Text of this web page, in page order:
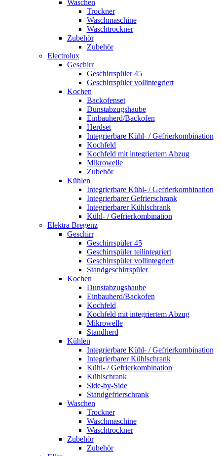
Waschen
Trockner
Waschmaschine
Waschtrockner
Zubehör
Zubehör
Electrolux
Geschirr
Geschirrspüler 45
Geschirrspüler vollintegriert
Kochen
Backofenset
Dunstabzugshaube
Einbauherd/Backofen
Herdset
Integrierbare Kühl- / Gefrierkombination
Kochfeld
Kochfeld mit integriertem Abzug
Mikrowelle
Zubehör
Kühlen
Integrierbare Kühl- / Gefrierkombination
Integrierbarer Gefrierschrank
Integrierbarer Kühlschrank
Kühl- / Gefrierkombination
Elektra Bregenz
Geschirr
Geschirrspüler 45
Geschirrspüler teilintegriert
Geschirrspüler vollintegriert
Standgeschirrspüler
Kochen
Dunstabzugshaube
Einbauherd/Backofen
Kochfeld
Kochfeld mit integriertem Abzug
Mikrowelle
Standherd
Kühlen
Integrierbare Kühl- / Gefrierkombination
Integrierbarer Kühlschrank
Kühl- / Gefrierkombination
Kühlschrank
Side-by-Side
Standgefrierschrank
Waschen
Trockner
Waschmaschine
Waschtrockner
Zubehör
Zubehör